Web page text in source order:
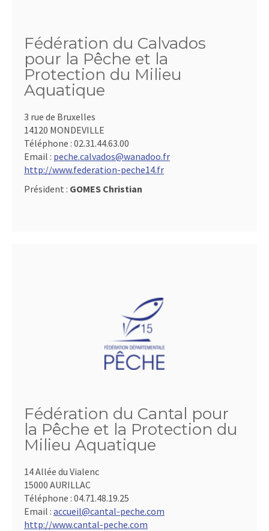
Fédération du Calvados
pour la Pêche et la
Protection du Milieu
Aquatique
3 rue de Bruxelles
14120 MONDEVILLE
Téléphone : 02.31.44.63.00
Email : peche.calvados@wanadoo.fr
http://www.federation-peche14.fr
Président : GOMES Christian
Fédération du Cantal pour
la Pêche et la Protection du
Milieu Aquatique
14 Allée du Vialenc
15000 AURILLAC
Téléphone : 04.71.48.19.25
Email : accueil@cantal-peche.com
http://www.cantal-peche.com